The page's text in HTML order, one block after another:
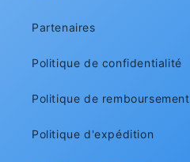
Partenaires
Politique de confidentialité
Politique de remboursement
Politique d'expédition